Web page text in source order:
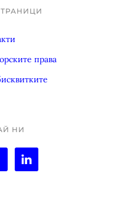
права
НИ